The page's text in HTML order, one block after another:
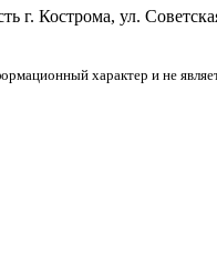
г. Кострома, ул.
характер и не